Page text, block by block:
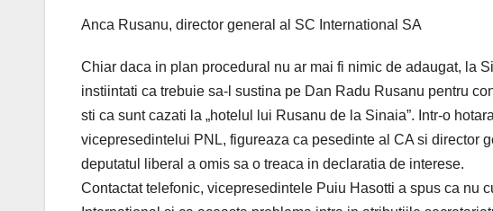
Anca Rusanu, director general al SC International SA
Chiar daca in plan procedural nu ar mai fi nimic de adaugat, la
instiintati ca trebuie sa-l sustina pe Dan Radu Rusanu pentru
sti ca sunt cazati la „hotelul lui Rusanu de la Sinaia”. Intr-o
vicepresedintelui PNL, figureaza ca pesedinte al CA si director
deputatul liberal a omis sa o treaca in declaratia de interese.
Contactat telefonic, vicepresedintele Puiu Hasotti a spus ca nu